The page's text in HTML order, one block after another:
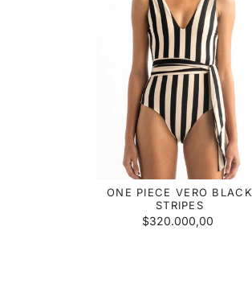
ONE PIECE VERO BLACK
STRIPES
$320.000,00